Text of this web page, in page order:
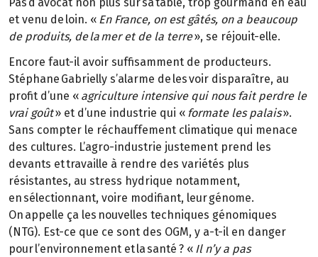
et venu de loin. « En France, on est gâtés, on a beaucoup
de produits, de la mer et de la terre», se réjouit-elle.
Encore faut-il avoir suffisamment de producteurs.
Stéphane Gabrielly s’alarme de les voir disparaître, au
profit d’une « agriculture intensive qui nous fait perdre le
vrai goût» et d’une industrie qui « formate les palais».
Sans compter le réchauffement climatique qui menace
des cultures. L’agro-industrie justement prend les
devants et travaille à rendre des variétés plus
résistantes, au stress hydrique notamment,
en sélectionnant, voire modifiant, leur génome.
On appelle ça les nouvelles techniques génomiques
(NTG). Est-ce que ce sont des OGM, y a-t-il en danger
pour l’environnement et la santé ? « Il n’y a pas